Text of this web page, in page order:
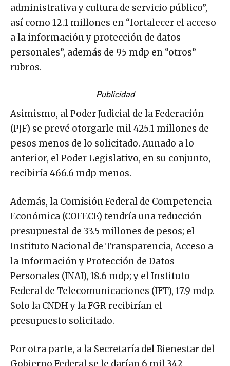
administrativa y cultura de servicio público”,
así como 12.1 millones en “fortalecer el acceso
a la información y protección de datos
personales”, además de 95 mdp en “otros”
rubros.
Publicidad
Asimismo, al Poder Judicial de la Federación
(PJF) se prevé otorgarle mil 425.1 millones de
pesos menos de lo solicitado. Aunado a lo
anterior, el Poder Legislativo, en su conjunto,
recibiría 466.6 mdp menos.
Además, la Comisión Federal de Competencia
Económica (COFECE) tendría una reducción
presupuestal de 33.5 millones de pesos; el
Instituto Nacional de Transparencia, Acceso a
la Información y Protección de Datos
Personales (INAI), 18.6 mdp; y el Instituto
Federal de Telecomunicaciones (IFT), 17.9 mdp.
Solo la CNDH y la FGR recibirían el
presupuesto solicitado.
Por otra parte, a la Secretaría del Bienestar del
Gobierno Federal se le darían 6 mil 342